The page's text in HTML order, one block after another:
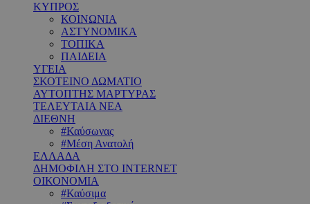
ΚΥΠΡΟΣ
ΚΟΙΝΩΝΙΑ
ΑΣΤΥΝΟΜΙΚΑ
ΤΟΠΙΚΑ
ΠΑΙΔΕΙΑ
ΥΓΕΙΑ
ΣΚΟΤΕΙΝΟ ΔΩΜΑΤΙΟ
ΑΥΤΟΠΤΗΣ ΜΑΡΤΥΡΑΣ
ΤΕΛΕΥΤΑΙΑ ΝΕΑ
ΔΙΕΘΝΗ
#Καύσωνας
#Μέση Ανατολή
ΕΛΛΑΔΑ
ΔΗΜΟΦΙΛΗ ΣΤΟ INTERNET
ΟΙΚΟΝΟΜΙΑ
#Καύσιμα